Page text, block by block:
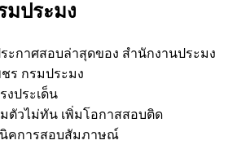
มประมง
ะกาศสอบล่าสุดของ สำนักงานประมง
ร กรมประมง
งประเด็น
ตัวไม่ทัน เพิ่มโอกาสสอบติด
นิคการสอบสัมภาษณ์